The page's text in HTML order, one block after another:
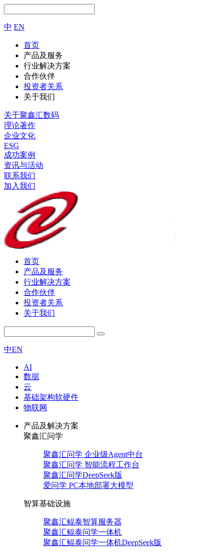
中 EN
首页
产品及服务
行业解决方案
合作伙伴
投资者关系
关于我们
关于聚鑫汇数码
理论著作
企业文化
ESG
成功案例
资讯与活动
联系我们
加入我们
首页
产品及服务
行业解决方案
合作伙伴
投资者关系
关于我们
中EN
AI
数据
云
基础架构软硬件
物联网
产品及解决方案
聚鑫汇问学
聚鑫汇问学 企业级Agent中台
聚鑫汇问学 智能流程工作台
聚鑫汇问学DeepSeek版
爱问学 PC本地部署大模型
智算基础设施
聚鑫汇鲲泰智算服务器
聚鑫汇鲲泰问学一体机
聚鑫汇鲲泰问学一体机DeepSeek版